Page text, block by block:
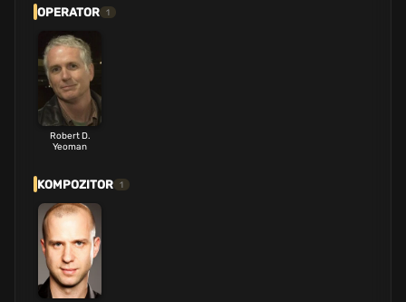
OPERATOR 1
Robert D.
Yeoman
KOMPOZITOR 1